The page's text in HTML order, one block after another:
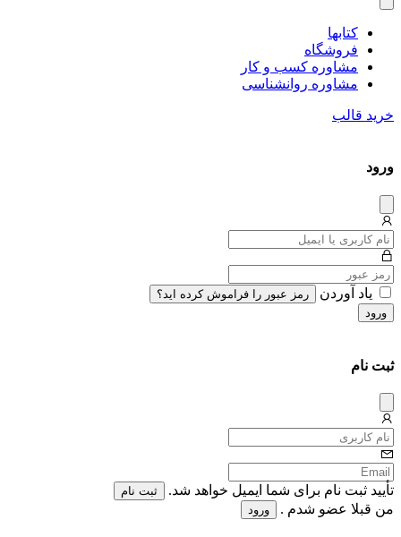
کتاب‎ها
فروشگاه
مشاوره کسب و کار
مشاوره روان‎شناسی
خرید قالب
ورود
میس
یاد آوردن
رمز عبور را فراموش کرده اید؟
ورود
ثبت نام
میس
تأیید ثبت نام برای شما ایمیل خواهد شد. ثبت نام
من قبلا عضو شدم . ورود